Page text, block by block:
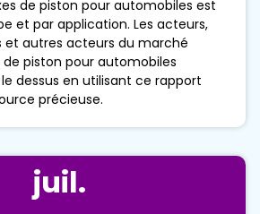
de piston pour automobiles est
et par application. Les acteurs,
et autres acteurs du marché
piston pour automobiles
dessus en utilisant ce rapport
précieuse.
juil.